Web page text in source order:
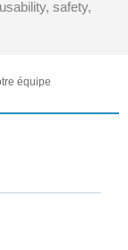
safety,
équipe